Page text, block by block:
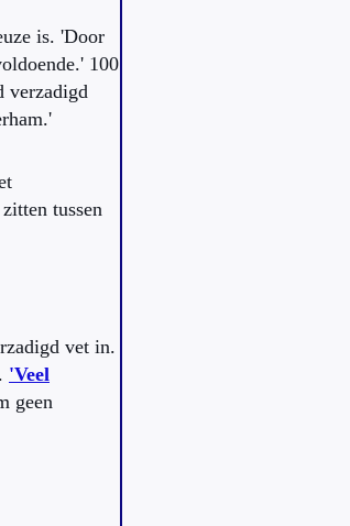
is. 'Door
100
verzadigd
tussen
vet in.
'Veel
geen